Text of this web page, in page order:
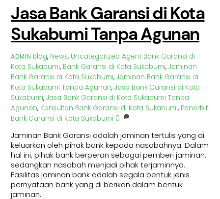
Jasa Bank Garansi di Kota
Sukabumi Tanpa Agunan
ADMIN Blog, News, Uncategorized Agent Bank Garansi di
Kota Sukabumi, Bank Garansi di Kota Sukabumi,Jaminan
Bank Garansi di Kota Sukabumi,Jaminan Bank Garansi di
Kota Sukabumi Tanpa Agunan,Jasa Bank Garansi di Kota
Sukabumi,Jasa Bank Garansi di Kota Sukabumi Tanpa
Agunan, Konsultan Bank Garansi di Kota Sukabumi, Penerbit
Bank Garansi di Kota Sukabumi 0
Jaminan Bank Garansi adalah jaminan tertulis yang di
keluarkan oleh pihak bank kepada nasabahnya. Dalam
hal ini, pihak bank berperan sebagai pemberi jaminan,
sedangkan nasabah menjadi pihak terjaminnya.
Fasilitas jaminan bank adalah segala bentuk jenis
pernyataan bank yang di berikan dalam bentuk
jaminan.